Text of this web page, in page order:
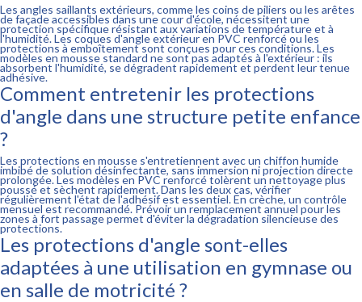
Les angles saillants extérieurs, comme les coins de piliers ou les arêtes
de façade accessibles dans une cour d'école, nécessitent une
protection spécifique résistant aux variations de température et à
l'humidité. Les coques d'angle extérieur en PVC renforcé ou les
protections à emboîtement sont conçues pour ces conditions. Les
modèles en mousse standard ne sont pas adaptés à l'extérieur : ils
absorbent l'humidité, se dégradent rapidement et perdent leur tenue
adhésive.
Comment entretenir les protections
d'angle dans une structure petite enfance
?
Les protections en mousse s'entretiennent avec un chiffon humide
imbibé de solution désinfectante, sans immersion ni projection directe
prolongée. Les modèles en PVC renforcé tolèrent un nettoyage plus
poussé et sèchent rapidement. Dans les deux cas, vérifier
régulièrement l'état de l'adhésif est essentiel. En crèche, un contrôle
mensuel est recommandé. Prévoir un remplacement annuel pour les
zones à fort passage permet d'éviter la dégradation silencieuse des
protections.
Les protections d'angle sont-elles
adaptées à une utilisation en gymnase ou
en salle de motricité ?